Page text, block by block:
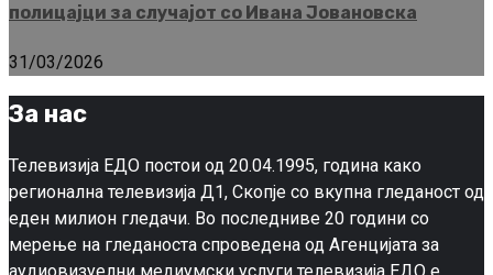
полицајци за случајот со Ивана Јовановска
31/03/2026
За нас
Телевизија ЕДО постои од 20.04.1995, година како
регионална телевизија Д1, Скопје со вкупна гледаност од
еден милион гледачи. Во последниве 20 години со
мерење на гледаноста спроведена од Агенцијата за
аудиовизуелни медиумски услуги телевизија ЕДО е